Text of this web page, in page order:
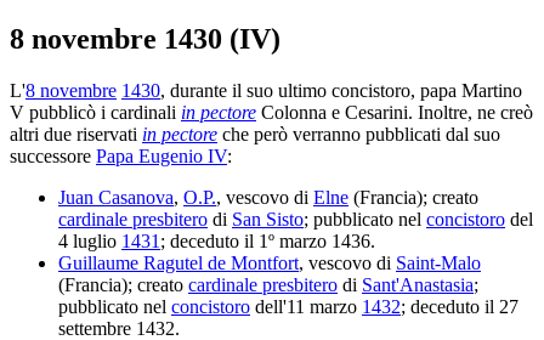
8 novembre 1430 (IV)
L'8 novembre 1430, durante il suo ultimo concistoro, papa Martino
V pubblicò i cardinali in pectore Colonna e Cesarini. Inoltre, ne creò
altri due riservati in pectore che però verranno pubblicati dal suo
successore Papa Eugenio IV:
Juan Casanova, O.P., vescovo di Elne (Francia); creato
cardinale presbitero di San Sisto; pubblicato nel concistoro del
4 luglio 1431 ; deceduto il 1º marzo 1436.
Guillaume Ragutel de Montfort, vescovo di Saint-Malo
(Francia); creato cardinale presbitero di Sant'Anastasia;
pubblicato nel concistoro dell'11 marzo 1432; deceduto il 27
settembre 1432.